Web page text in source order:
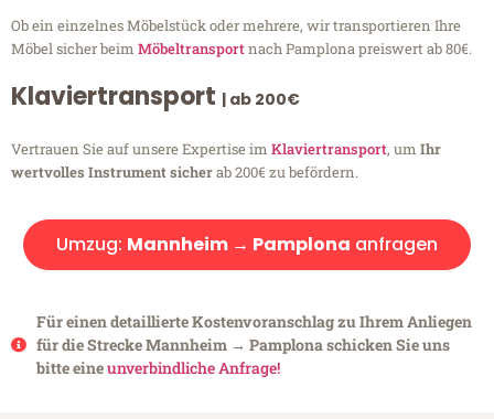
Ob ein einzelnes Möbelstück oder mehrere, wir transportieren Ihre
Möbel sicher beim Möbeltransportnach Pamplona preiswert ab 80€.
Klaviertransport | ab 200€
Vertrauen Sie auf unsere Expertise im Klaviertransport, um Ihr
wertvolles Instrument sicherab 200€ zu befördern.
Umzug: Mannheim → Pamplona anfragen
Für einen detaillierte Kostenvoranschlag zu Ihrem Anliegen
für die Strecke Mannheim → Pamplona schicken Sie uns
bitte eineunverbindliche Anfrage!